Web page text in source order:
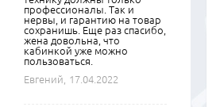
профессионалы. Так и
нервы, и гарантию на товар
сохранишь. Еще раз спасибо,
жена довольна, что
кабинкой уже можно
пользоваться.
Евгений,
17.04.2022